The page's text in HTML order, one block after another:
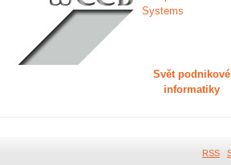
Svět podnikové
informatiky
RSS